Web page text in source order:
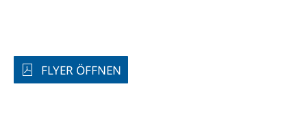
FLYER ÖFFNEN